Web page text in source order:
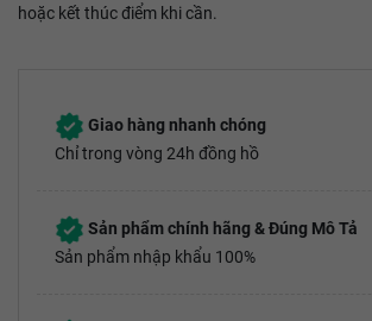
hoặc kết thúc điểm khi cần.
Giao hàng nhanh chóng
Chỉ trong vòng 24h đồng hồ
Sản phẩm chính hãng & Đúng Mô Tả
Sản phẩm nhập khẩu 100%